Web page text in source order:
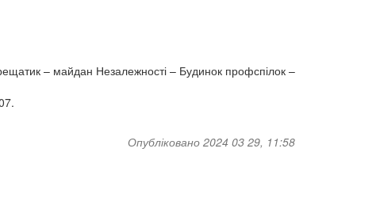
– майдан Незалежності – Будинок профспілок –
Опубліковано 2024 03 29, 11:58